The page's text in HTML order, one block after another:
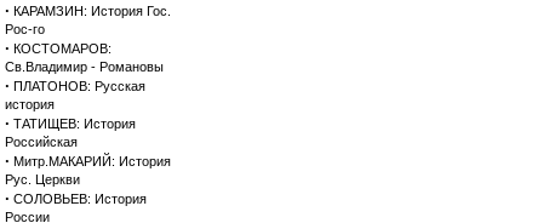
· КАРАМЗИН: История Гос.
Рос-го
· КОСТОМАРОВ:
Св.Владимир - Романовы
· ПЛАТОНОВ: Русская
история
· ТАТИЩЕВ: История
Российская
· Митр.МАКАРИЙ: История
Рус. Церкви
· СОЛОВЬЕВ: История
России